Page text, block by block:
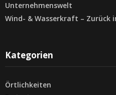
Unternehmenswelt
Wind- & Wasserkraft – Zurück
Kategorien
Örtlichkeiten